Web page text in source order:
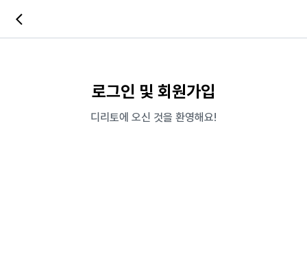
로그인 및 회원가입
디리토에 오신 것을 환영해요!